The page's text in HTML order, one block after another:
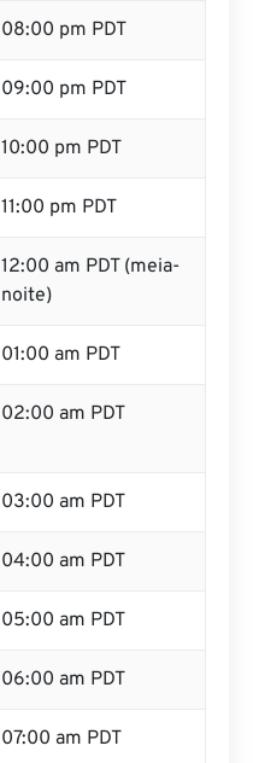
08:00 pm PDT
09:00 pm PDT
10:00 pm PDT
11:00 pm PDT
12:00 am PDT (meia-
noite)
01:00 am PDT
02:00 am PDT
03:00 am PDT
04:00 am PDT
05:00 am PDT
06:00 am PDT
07:00 am PDT